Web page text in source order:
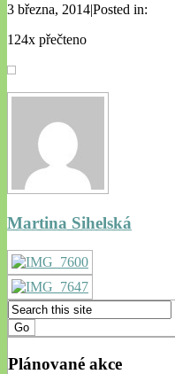
3 března, 2014|Posted in:
124x přečteno
Martina Sihelská
Plánované akce